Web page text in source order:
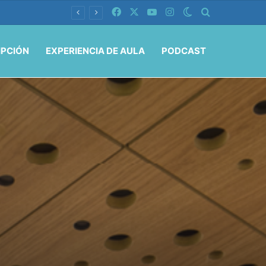
FacebookYouTubeInstagramSwitch skin
EXPERIENCIA DE AULA PODCAST